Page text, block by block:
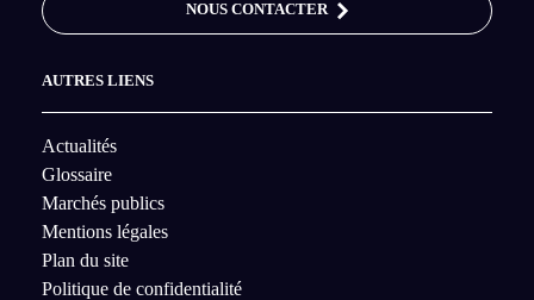
NOUS CONTACTER
AUTRES LIENS
Actualités
Glossaire
Marchés publics
Mentions légales
Plan du site
Politique de confidentialité